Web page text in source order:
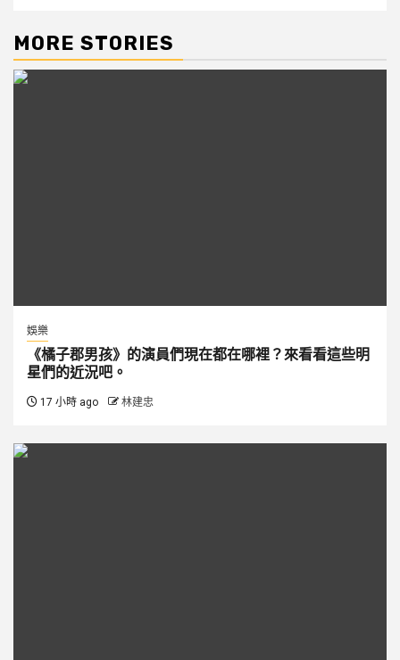
MORE STORIES
娛樂
《橘子郡男孩》的演員們現在都在哪裡？來看看這些明
星們的近況吧。
17 小時 ago 林建忠